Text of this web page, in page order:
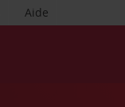
Aide